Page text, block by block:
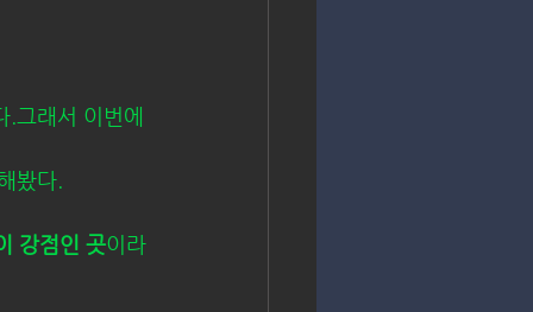
그래서 이번에
봤다.
강점인 곳이라